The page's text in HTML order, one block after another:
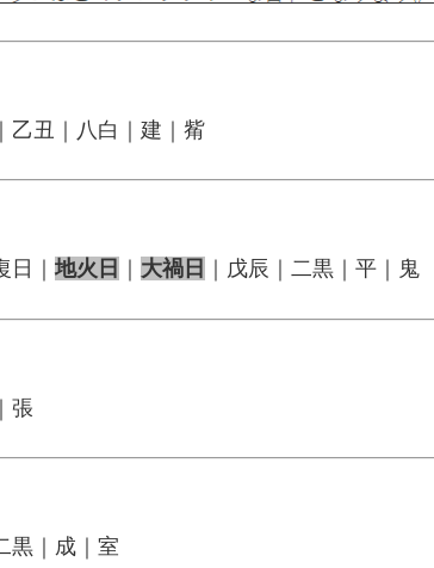
｜乙丑｜八白｜建｜觜
日｜地火日 大禍日 ｜戊辰｜二黒｜平｜鬼
張
黒｜成｜室